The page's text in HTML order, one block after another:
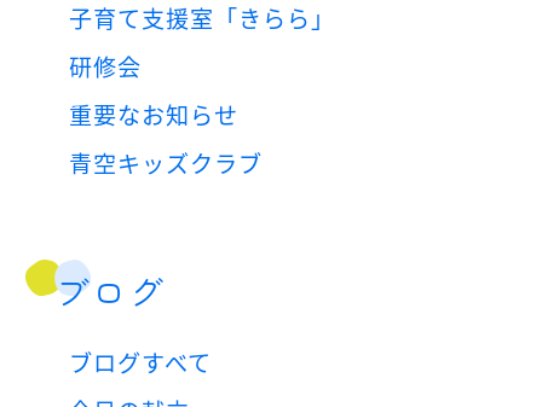
子育て支援室「きらら」
研修会
重要なお知らせ
青空キッズクラブ
ブログ
ブログすべて